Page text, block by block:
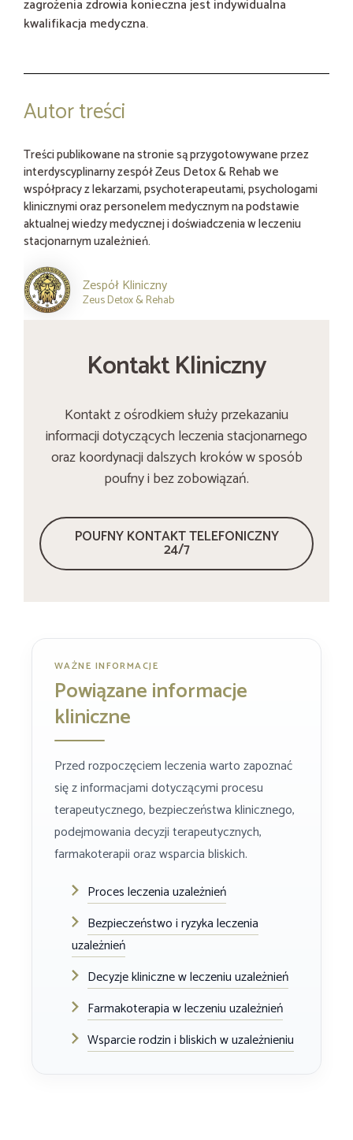
zagrożenia zdrowia konieczna jest indywidualna
kwalifikacja medyczna.
Autor treści
Treści publikowane na stronie są przygotowywane przez
interdyscyplinarny zespół Zeus Detox & Rehab we
współpracy z lekarzami, psychoterapeutami, psychologami
klinicznymi oraz personelem medycznym na podstawie
aktualnej wiedzy medycznej i doświadczenia w leczeniu
stacjonarnym uzależnień.
Zespół Kliniczny
Zeus Detox & Rehab
Kontakt Kliniczny
Kontakt z ośrodkiem służy przekazaniu
informacji dotyczących leczenia stacjonarnego
oraz koordynacji dalszych kroków w sposób
poufny i bez zobowiązań.
POUFNY KONTAKT TELEFONICZNY
24/7
WAŻNE INFORMACJE
Powiązane informacje
kliniczne
Przed rozpoczęciem leczenia warto zapoznać
się z informacjami dotyczącymi procesu
terapeutycznego, bezpieczeństwa klinicznego,
podejmowania decyzji terapeutycznych,
farmakoterapii oraz wsparcia bliskich.
Proces leczenia uzależnień
Bezpieczeństwo i ryzyka leczenia
uzależnień
Decyzje kliniczne w leczeniu uzależnień
Farmakoterapia w leczeniu uzależnień
Wsparcie rodzin i bliskich w uzależnieniu